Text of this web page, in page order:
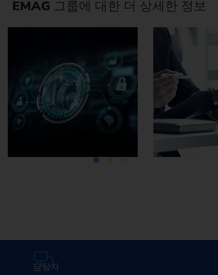
EMAG 그룹에 대한 더 상세한 정보
담당자